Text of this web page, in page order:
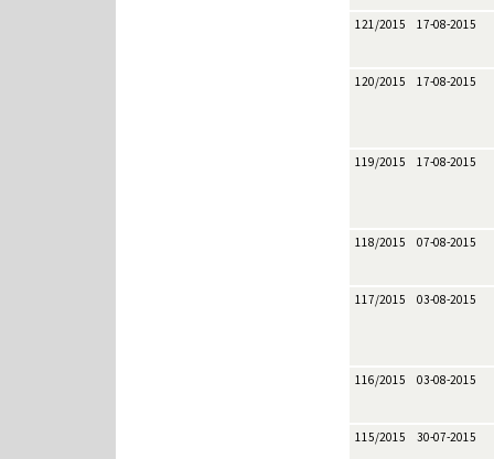
121/2015 17-08-2015
120/2015 17-08-2015
119/2015 17-08-2015
118/2015 07-08-2015
117/2015 03-08-2015
116/2015 03-08-2015
115/2015 30-07-2015